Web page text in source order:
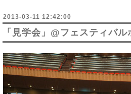
2013-03-11 12:42:00
「見学会」@フェスティバ